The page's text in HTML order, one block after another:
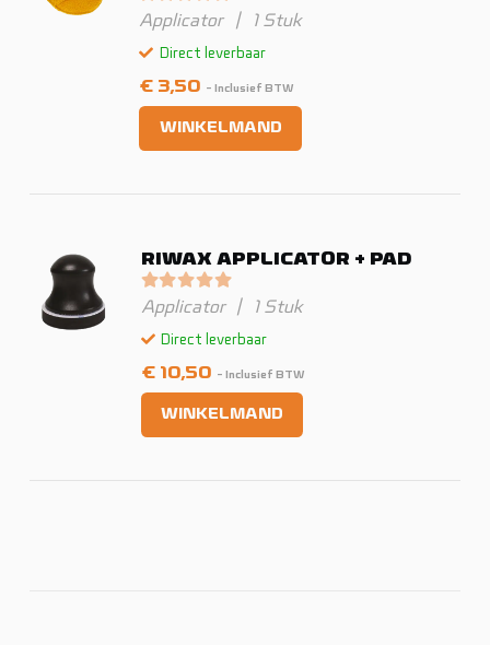
Gewaardeerd 0uit 5
Applicator | 1 Stuk
Direct leverbaar
€ 3,50 - Inclusief BTW
WINKELMAND
RIWAX APPLICATOR + PAD
Gewaardeerd 0uit 5
Applicator | 1 Stuk
Direct leverbaar
€10,50 - Inclusief BTW
WINKELMAND